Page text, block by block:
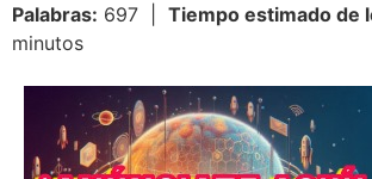
Palabras: 697 | Tiempo estimado de
minutos